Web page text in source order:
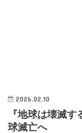
2026.02.10
『地球は壊滅
球滅亡へ